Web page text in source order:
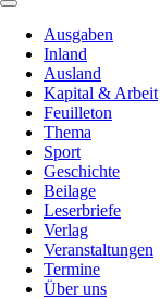
Ausgaben
Inland
Ausland
Kapital & Arbeit
Feuilleton
Thema
Sport
Geschichte
Beilage
Leserbriefe
Verlag
Veranstaltungen
Termine
Über uns